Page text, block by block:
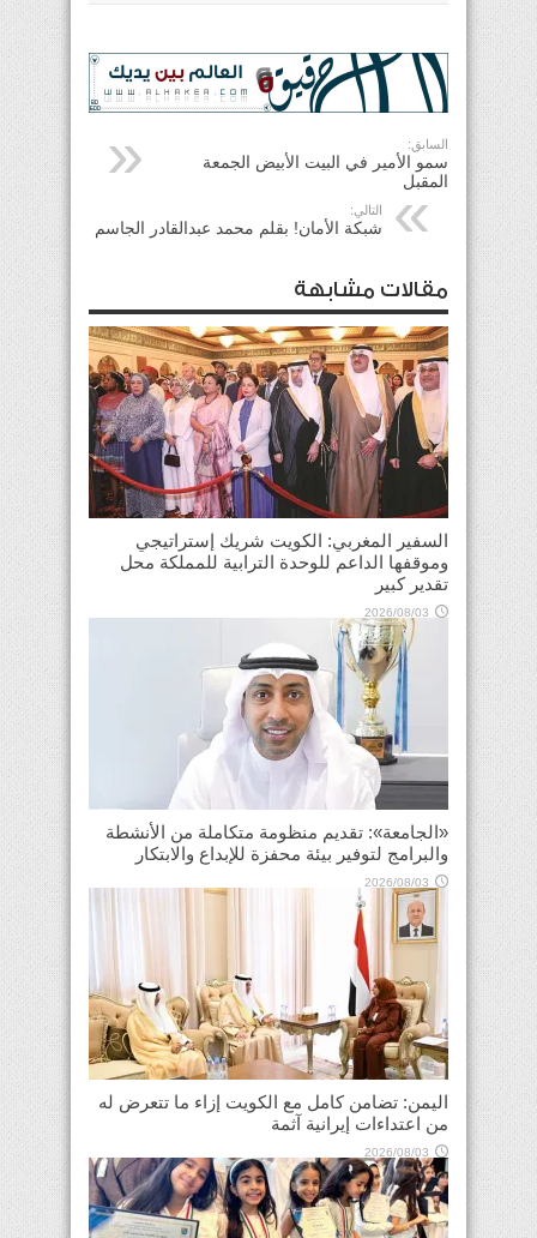
السابق:
سمو الأمير في البيت الأبيض الجمعة
المقبل
التالي:
شبكة الأمان! بقلم محمد عبدالقادر الجاسم
مقالات مشابهة
السفير المغربي: الكويت شريك إستراتيجي
وموقفها الداعم للوحدة الترابية للمملكة محل
تقدير كبير
2026/08/03
«الجامعة»: تقديم منظومة متكاملة من الأنشطة
والبرامج لتوفير بيئة محفزة للإبداع والابتكار
2026/08/03
اليمن: تضامن كامل مع الكويت إزاء ما تتعرض له
من اعتداءات إيرانية آثمة
2026/08/03